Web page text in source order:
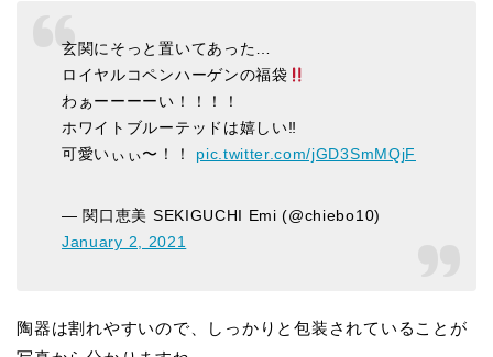
玄関にそっと置いてあった…
ロイヤルコペンハーゲンの福袋
わぁーーーーい！！！！
ホワイトブルーテッドは嬉しい‼︎
可愛いぃぃ〜！！ pic.twitter.com/jGD3SmMQjF
— 関口恵美 SEKIGUCHI Emi (@chiebo10)
January 2, 2021
陶器は割れやすいので、しっかりと包装されていることが